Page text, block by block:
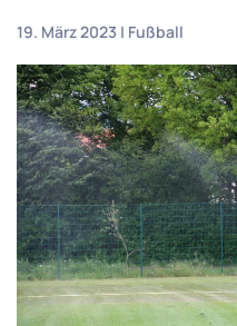
19. März 2023 | Fußball